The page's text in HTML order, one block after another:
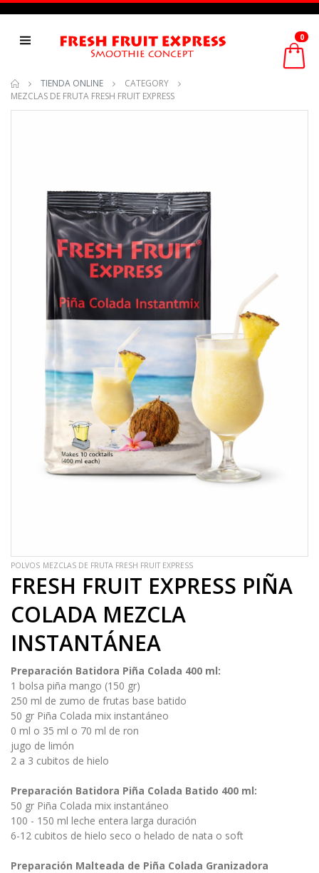
0
TIENDA ONLINE
CATEGORY
MEZCLAS DE FRUTA FRESH FRUIT EXPRESS
POLVOS MEZCLAS DE FRUTA FRESH FRUIT EXPRESS
FRESH FRUIT EXPRESS PIÑA
COLADA MEZCLA
INSTANTÁNEA
Preparación Batidora Piña Colada 400 ml:
1 bolsa piña mango (150 gr)
250 ml de zumo de frutas base batido
50 gr Piña Colada mix instantáneo
0 ml o 35 ml o 70 ml de ron
jugo de limón
2 a 3 cubitos de hielo
Preparación Batidora Piña Colada Batido 400 ml:
50 gr Piña Colada mix instantáneo
100 - 150 ml leche entera larga duración
6-12 cubitos de hielo seco o helado de nata o soft
Preparación Malteada de Piña Colada Granizadora